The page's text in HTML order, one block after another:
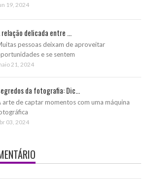
19, 2024
relação delicada entre ...
pessoas deixam de aproveitar
e se sentem
21, 2024
da fotografia: Dic...
arte de captar momentos com uma máquina
03, 2024